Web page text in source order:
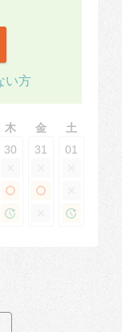
い方
木 金 土
30 31 01